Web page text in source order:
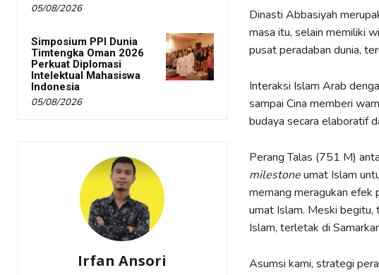
05/08/2026
Simposium PPI Dunia
Timtengka Oman 2026
Perkuat Diplomasi
Intelektual Mahasiswa
Indonesia
05/08/2026
Irfan Ansori
Dinasti Abbasiyah
masa itu, selain memiliki
pusat peradaban dunia,
Interaksi Islam Arab
sampai Cina memberi
budaya secara elaboratif
Perang Talas (751 M)
milestoneumat Islam
memang meragukan efek
umat Islam. Meski begitu,
Islam, terletak di
Asumsi kami, strategi